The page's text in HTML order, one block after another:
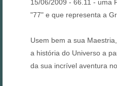
15/06/2009 - 66.11 - uma
"77" e que representa a
Usem bem a sua
a história do Universo a
da sua incrível aventura